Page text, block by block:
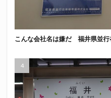
こんな会社名は嫌だ 福井県並行